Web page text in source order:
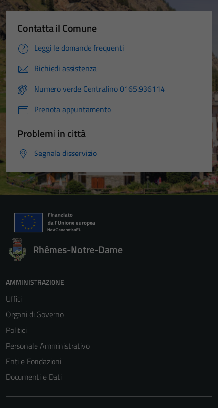
Contatta il Comune
Leggi le domande frequenti
Richiedi assistenza
Numero verde Centralino 0165.936114
Prenota appuntamento
Problemi in città
Segnala disservizio
Rhêmes-Notre-Dame
AMMINISTRAZIONE
Uffici
Organi di Governo
Politici
Personale Amministrativo
Enti e Fondazioni
Documenti e Dati
per il